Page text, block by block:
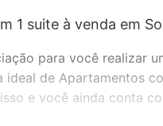
1 suite à venda em
para você realizar
de Apartamentos
e você ainda conta